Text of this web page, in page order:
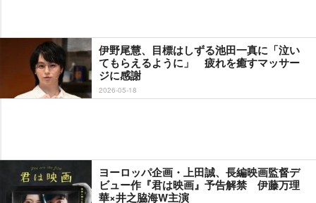
伊野尾慧、目標はしずる池田一真に「泣い
てもらえるように」 疲れを癒すマッサー
ジに感謝
2026-05-18
ヨーロッパ企画・上田誠、長編映画監督デ
ビュー作『君は映画』予告解禁 伊藤万理
華×井之脇海W主演